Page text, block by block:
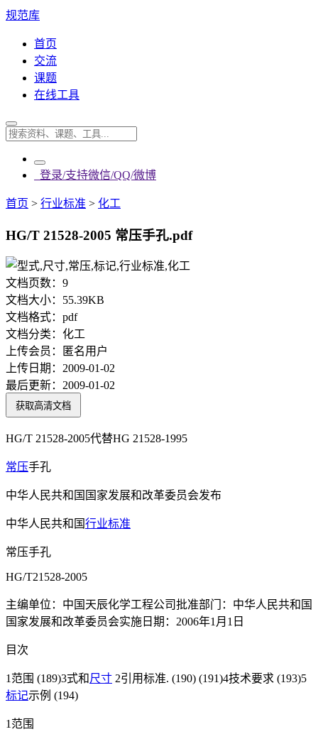
规范库
首页
交流
课题
在线工具
登录/支持微信/QQ/微博
首页 > 行业标准 > 化工
HG/T 21528-2005 常压手孔.pdf
文档页数： 9
文档大小： 55.39KB
文档格式： pdf
文档分类： 化工
上传会员：
匿名用户
上传日期： 2009-01-02
最后更新： 2009-01-02
获取高清文档
HG/T 21528-2005代替HG 21528-1995
常压手孔
中华人民共和国国家发展和改革委员会发布
中华人民共和国行业标准
常压手孔
HG/T21528-2005
主编单位：中国天辰化学工程公司批准部门：中华人民共和国
国家发展和改革委员会实施日期：2006年1月1日
目次
1范围 (189)3式和尺寸 2引用标准. (190) (191)4技术要求 (193)5
标记示例 (194)
1范围